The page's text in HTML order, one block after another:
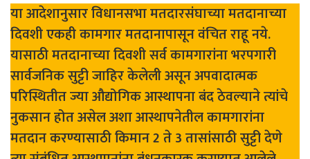
या आदेशानुसार विधानसभा मतदारसंघाच्या मतदानाच्या
दिवशी एकही कामगार मतदानापासून वंचित राहू नये.
यासाठी मतदानाच्या दिवशी सर्व कामगारांना भरपगारी
सार्वजनिक सुट्टी जाहिर केलेली असून अपवादात्मक
परिस्थितीत ज्या औद्योगिक आस्थापना बंद ठेवल्याने त्यांचे
नुकसान होत असेल अशा आस्थापनेतील कामगारांना
मतदान करण्यासाठी किमान 2 ते 3 तासांसाठी सुट्टी देणे